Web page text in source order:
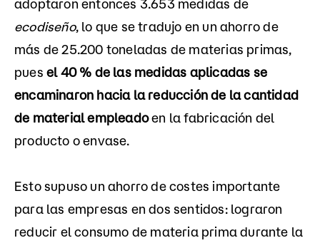
adoptaron entonces 3.653 medidas de
ecodiseño, lo que se tradujo en un ahorro de
más de 25.200 toneladas de materias primas,
pues el 40 % de las medidas aplicadas se
encaminaron hacia la reducción de la cantidad
de material empleadoen la fabricación del
producto o envase.
Esto supuso un ahorro de costes importante
para las empresas en dos sentidos: lograron
reducir el consumo de materia prima durante la